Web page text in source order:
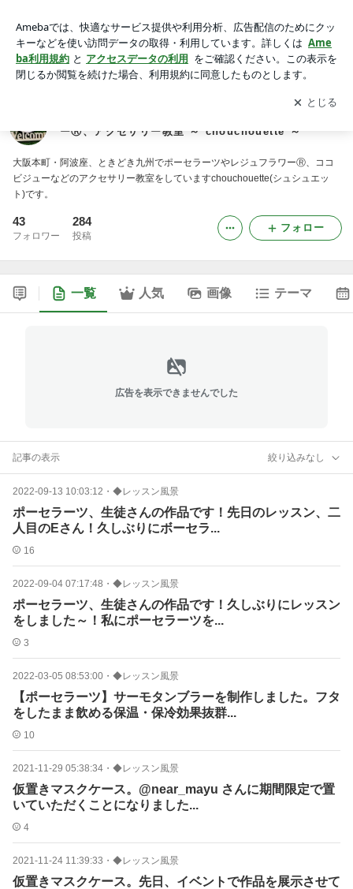
クセサリー教室 ～*chouchouette*～
アプリをダウンロードして ブログの更新通知
を受け取りまし
ょう。
開く
ーⓇ、アクセサリー教室 ～*chouchouette*～
大阪本町・阿波座、ときどき九州でポーセラーツやレジュフラワーⓇ、ココ
ビジューなどのアクセサリー教室をしていますchouchouette(シュシュエッ
ト)です。
43
フォロワー
284
投稿
フォロー
一覧 人気 画像 テーマ
広告を表示できませんでした
記事の表示 絞り込みなし
2022-09-13 10:03:12 ・ ◆レッスン風景
ポーセラーツ、生徒さんの作品です！先日のレッスン、二
人目のEさん！久しぶりにボーセラ...
16
2022-09-04 07:17:48 ・ ◆レッスン風景
ポーセラーツ、生徒さんの作品です！久しぶりにレッスン
をしました～！私にポーセラーツを...
3
2022-03-05 08:53:00 ・ ◆レッスン風景
【ポーセラーツ】サーモタンブラーを制作しました。フタ
をしたまま飲める保温・保冷効果抜群...
10
2021-11-29 05:38:34 ・ ◆レッスン風景
仮置きマスクケース。@near_mayu さんに期間限定で置
いていただくことになりました...
4
2021-11-24 11:39:33 ・ ◆レッスン風景
仮置きマスクケース。先日、イベントで作品を展示させて